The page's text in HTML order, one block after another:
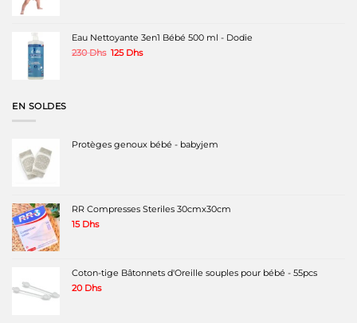
200 Dhs.80 Dhs.
Eau Nettoyante 3en1 Bébé 500 ml - Dodie
230Dhs Le
125 DhsLe
EN SOLDES
Protèges genoux bébé - babyjem
RR Compresses Steriles 30cmx30cm
15 Dhs
Coton-tige Bâtonnets d'Oreille souples pour bébé - 55pcs
20 Dhs